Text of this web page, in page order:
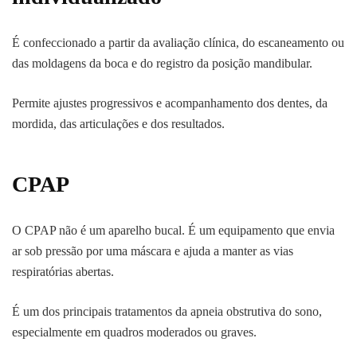
É confeccionado a partir da avaliação clínica, do escaneamento ou
das moldagens da boca e do registro da posição mandibular.
Permite ajustes progressivos e acompanhamento dos dentes, da
mordida, das articulações e dos resultados.
CPAP
O CPAP não é um aparelho bucal. É um equipamento que envia
ar sob pressão por uma máscara e ajuda a manter as vias
respiratórias abertas.
É um dos principais tratamentos da apneia obstrutiva do sono,
especialmente em quadros moderados ou graves.